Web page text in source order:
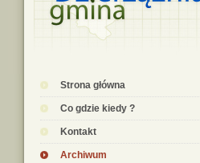
Strona główna
Co gdzie kiedy ?
Kontakt
Archiwum